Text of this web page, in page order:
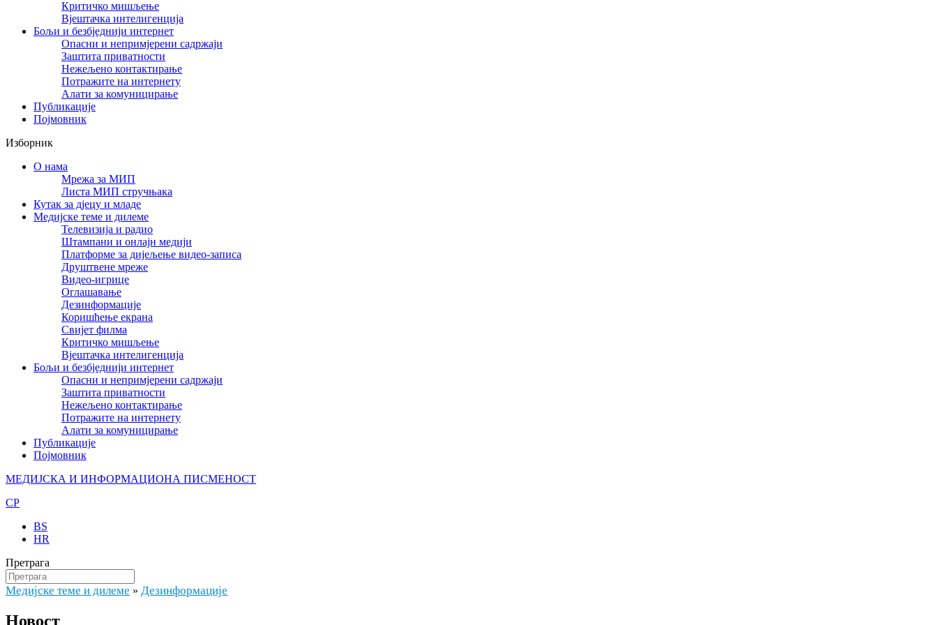
Критичко мишљење
Вјештачка интелигенција
Бољи и безбједнији интернет
Опасни и непримјерени садржаји
Заштита приватности
Нежељено контактирање
Потражите на интернету
Алати за комуницирање
Публикације
Појмовник
Изборник
О нама
Мрежа за МИП
Листа МИП стручњака
Кутак за дјецу и младе
Медијске теме и дилеме
Телевизија и радио
Штампани и онлајн медији
Платформе за дијељење видео-записа
Друштвене мреже
Видео-игрице
Оглашавање
Дезинформације
Коришћење екрана
Свијет филма
Критичко мишљење
Вјештачка интелигенција
Бољи и безбједнији интернет
Опасни и непримјерени садржаји
Заштита приватности
Нежељено контактирање
Потражите на интернету
Алати за комуницирање
Публикације
Појмовник
МЕДИЈСКА И ИНФОРМАЦИОНА ПИСМЕНОСТ
CP
BS
HR
Претрага
Медијске теме и дилеме » Дезинформације
Новост